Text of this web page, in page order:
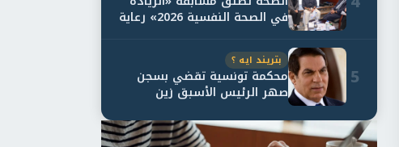
في الصحة النفسية 2026» رعاية
نفسية اف...
5
بتريند ايه ؟
محكمة تونسية تقضي بسجن
صهر الرئيس الأسبق زين
العابدين بن علي لمدة...